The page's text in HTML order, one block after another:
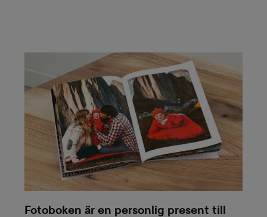
Fotoboken är en personlig present till